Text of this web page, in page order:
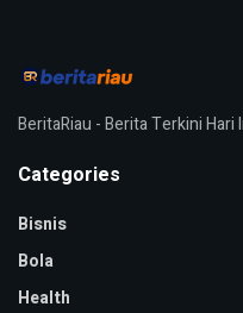
BeritaRiau - Berita Terkini Hari
Categories
Bisnis
Bola
Health